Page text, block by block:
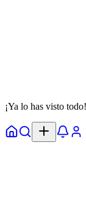
¡Ya lo has visto todo!
InicioExplorar